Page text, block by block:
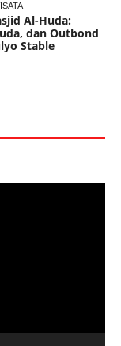
Al-Huda:
dan Outbond
Stable